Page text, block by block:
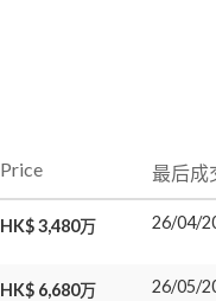
Price 最后成
HK$ 3,480万 26/04/
HK$ 6,680万 26/05/